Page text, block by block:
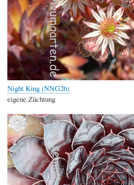
Night King (NNG26)
eigene Züchtung